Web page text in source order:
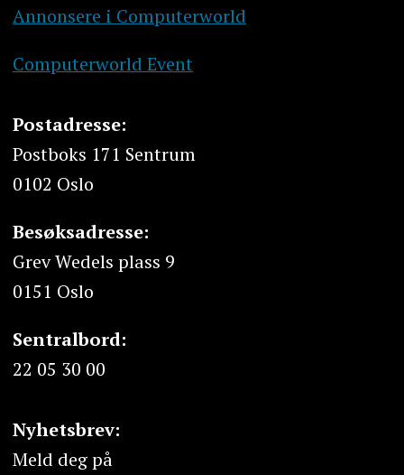
Annonsere i Computerworld
Computerworld Event
Postadresse:
Postboks 171 Sentrum
0102 Oslo
Besøksadresse:
Grev Wedels plass 9
0151 Oslo
Sentralbord:
22 05 30 00
Nyhetsbrev:
Meld deg på